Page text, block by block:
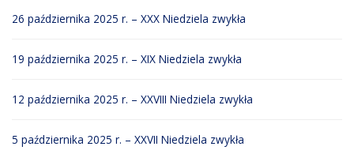
26 października 2025 r. – XXX Niedziela zwykła
19 października 2025 r. – XIX Niedziela zwykła
12 października 2025 r. – XXVIII Niedziela zwykła
5 października 2025 r. – XXVII Niedziela zwykła